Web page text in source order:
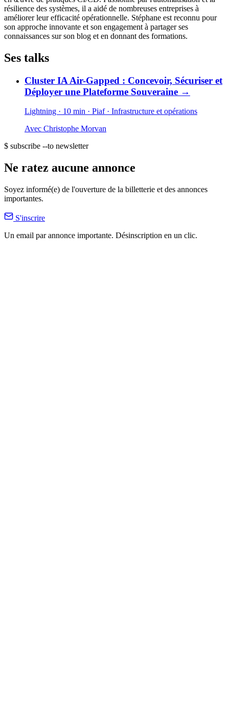
résilience des systèmes, il a aidé de nombreuses entreprises à
améliorer leur efficacité opérationnelle. Stéphane est reconnu pour
son approche innovante et son engagement à partager ses
connaissances sur son blog et en donnant des formations.
Ses talks
Cluster IA Air-Gapped : Concevoir, Sécuriser et
Déployer une Plateforme Souveraine →
Lightning · 10 min · Piaf · Infrastructure et opérations
Avec Christophe Morvan
$ subscribe --to newsletter
Ne ratez aucune annonce
Soyez informé(e) de l'ouverture de la billetterie et des annonces
importantes.
S'inscrire
Un email par annonce importante. Désinscription en un clic.